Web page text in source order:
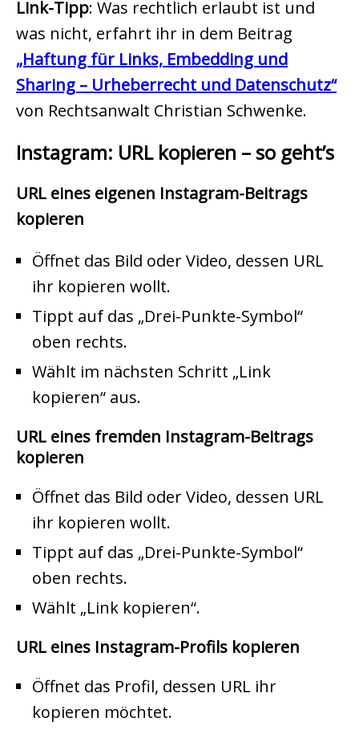
Link-Tipp: Was rechtlich erlaubt ist und
was nicht, erfahrt ihr in dem Beitrag
„Haftung für Links, Embedding und
Sharing – Urheberrecht und Datenschutz“
von Rechtsanwalt Christian Schwenke.
Instagram: URL kopieren – so geht’s
URL eines eigenen Instagram-Beitrags
kopieren
Öffnet das Bild oder Video, dessen URL
ihr kopieren wollt.
Tippt auf das „Drei-Punkte-Symbol“
oben rechts.
Wählt im nächsten Schritt „Link
kopieren“ aus.
URL eines fremden Instagram-Beitrags
kopieren
Öffnet das Bild oder Video, dessen URL
ihr kopieren wollt.
Tippt auf das „Drei-Punkte-Symbol“
oben rechts.
Wählt „Link kopieren“.
URL eines Instagram-Profils kopieren
Öffnet das Profil, dessen URL ihr
kopieren möchtet.